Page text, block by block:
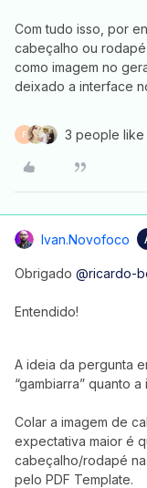
Com tudo isso, por
cabeçalho ou
como imagem no
deixado a interface
F 3 people like
Ivan.novofoco
Obrigado @ricardo-
Entendido!
A ideia da pergunta
“gambiarra” quanto a
Colar a imagem de
expectativa maior é
cabeçalho/rodapé
pelo PDF Template.